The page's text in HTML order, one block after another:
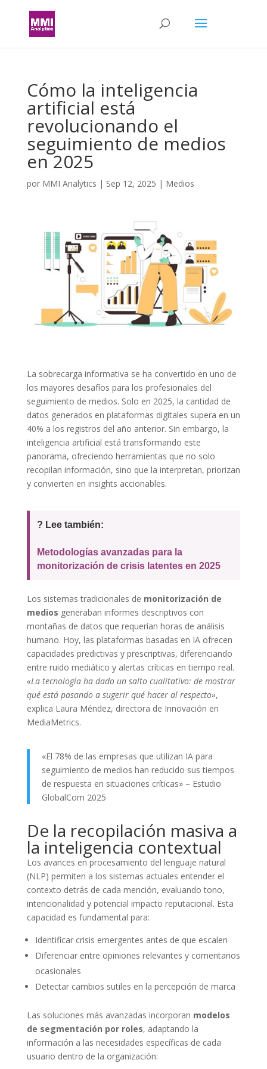
Cómo la inteligencia
artificial está
revolucionando el
seguimiento de medios
en 2025
por MMI Analytics | Sep 12, 2025 | Medios
La sobrecarga informativa se ha convertido en uno de
los mayores desafíos para los profesionales del
seguimiento de medios. Solo en 2025, la cantidad de
datos generados en plataformas digitales supera en un
40% a los registros del año anterior. Sin embargo, la
inteligencia artificial está transformando este
panorama, ofreciendo herramientas que no solo
recopilan información, sino que la interpretan, priorizan
y convierten en insights accionables.
? Lee también:
Metodologías avanzadas para la
monitorización de crisis latentes en 2025
Los sistemas tradicionales de monitorización de
medios generaban informes descriptivos con
montañas de datos que requerían horas de análisis
humano. Hoy, las plataformas basadas en IA ofrecen
capacidades predictivas y prescriptivas, diferenciando
entre ruido mediático y alertas críticas en tiempo real.
«La tecnología ha dado un salto cualitativo: de mostrar
qué está pasando a sugerir qué hacer al respecto»,
explica Laura Méndez, directora de Innovación en
MediaMetrics.
«El 78% de las empresas que utilizan IA para
seguimiento de medios han reducido sus tiempos
de respuesta en situaciones críticas» – Estudio
GlobalCom 2025
De la recopilación masiva a
la inteligencia contextual
Los avances en procesamiento del lenguaje natural
(NLP) permiten a los sistemas actuales entender el
contexto detrás de cada mención, evaluando tono,
intencionalidad y potencial impacto reputacional. Esta
capacidad es fundamental para:
Identificar crisis emergentes antes de que escalen
Diferenciar entre opiniones relevantes y comentarios
ocasionales
Detectar cambios sutiles en la percepción de marca
Las soluciones más avanzadas incorporan modelos
de segmentación por roles, adaptando la
información a las necesidades específicas de cada
usuario dentro de la organización: